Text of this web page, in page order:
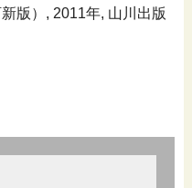
版）, 2011年, 山川出版